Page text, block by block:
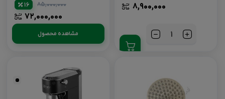
۸,۹۰۰,۰۰۰
تعداد
۸۵,۰۰۰,۰۰۰
۷۲,۰۰۰,۰۰۰
16
مشاهده محصول